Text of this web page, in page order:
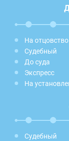
На отцовство
Судебный
До суда
Экспресс
На
Судебный